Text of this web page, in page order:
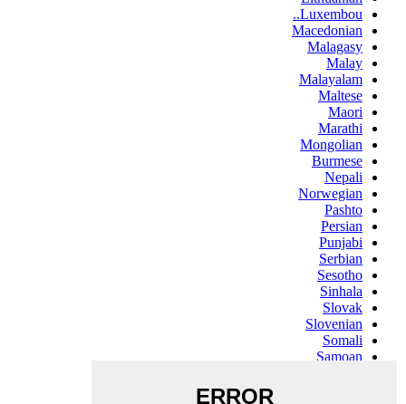
Luxembou..
Macedonian
Malagasy
Malay
Malayalam
Maltese
Maori
Marathi
Mongolian
Burmese
Nepali
Norwegian
Pashto
Persian
Punjabi
Serbian
Sesotho
Sinhala
Slovak
Slovenian
Somali
Samoan